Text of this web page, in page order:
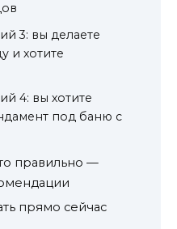
3: вы делаете
и хотите
4: вы хотите
под баню с
правильно —
прямо сейчас